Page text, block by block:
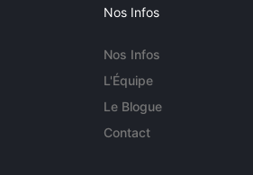
Nos Infos
Nos Infos
L'Équipe
Le Blogue
Contact